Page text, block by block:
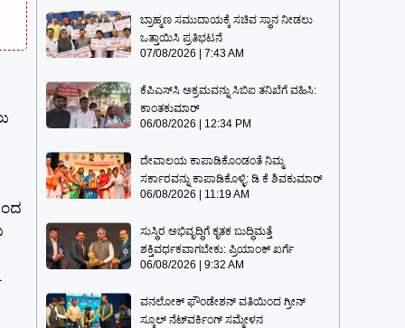
ಬ್ರಾಹ್ಮಣ ಸಮುದಾಯಕ್ಕೆ ಸಚಿವ ಸ್ಥಾನ ನೀಡಲು
ಒತ್ತಾಯಿಸಿ ಪ್ರತಿಭಟನೆ
07/08/2026
7:43 AM
ಕೆಪಿಎಸ್‍ಸಿ ಅಕ್ರಮವನ್ನು ಸಿಬಿಐ ತನಿಖೆಗೆ ವಹಿಸಿ:
ಕಾಂತಕುಮಾರ್
06/08/2026
12:34 PM
ದೇವಾಲಯ ಕಾಪಾಡಿಕೊಂಡಂತೆ ನಿಮ್ಮ
ಸರ್ಕಾರವನ್ನು ಕಾಪಾಡಿಕೊಳ್ಳಿ: ಡಿ ಕೆ ಶಿವಕುಮಾರ್
06/08/2026
11:19 AM
ಸುಸ್ಥಿರ ಅಭಿವೃದ್ಧಿಗೆ ಕೃತಕ ಬುದ್ಧಿಮತ್ತೆ
ಶಕ್ತಿವರ್ಧಕವಾಗಬೇಕು: ಪ್ರಿಯಾಂಕ್ ಖರ್ಗೆ
06/08/2026
9:32 AM
ವನಲೋಕ್ ಫೌಂಡೇಶನ್ ವತಿಯಿಂದ ಗ್ರೀನ್
ಸ್ಕೂಲ್ ನೆಟ್‌ವರ್ಕಿಂಗ್ ಸಮ್ಮೇಳನ